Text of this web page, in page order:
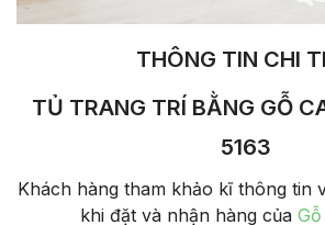
THÔNG TIN CHI
TỦ TRANG TRÍ BẰNG GỖ
5163
Khách hàng tham khảo kĩ thông tin
khi đặt và nhận hàng của